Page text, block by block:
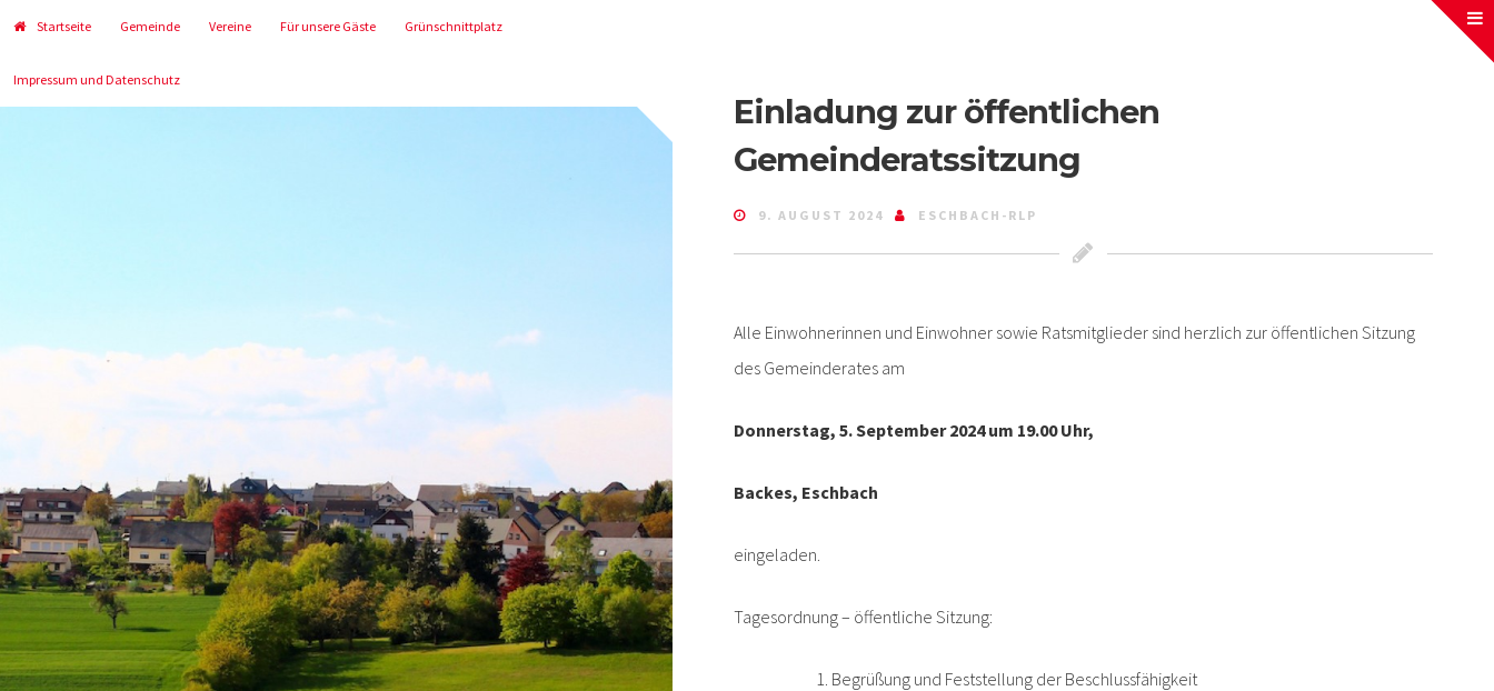
Startseite Gemeinde Vereine Für unsere Gäste Grünschnittplatz
Impressum und Datenschutz
Einladung zur öffentlichen
Gemeinderatssitzung
9. AUGUST 2024 ESCHBACH-RLP
Alle Einwohnerinnen und Einwohner sowie Ratsmitglieder sind herzlich zur öffentlichen Sitzung
des Gemeinderates am
Donnerstag, 5. September 2024 um 19.00 Uhr,
Backes, Eschbach
eingeladen.
Tagesordnung – öffentliche Sitzung:
Begrüßung und Feststellung der Beschlussfähigkeit